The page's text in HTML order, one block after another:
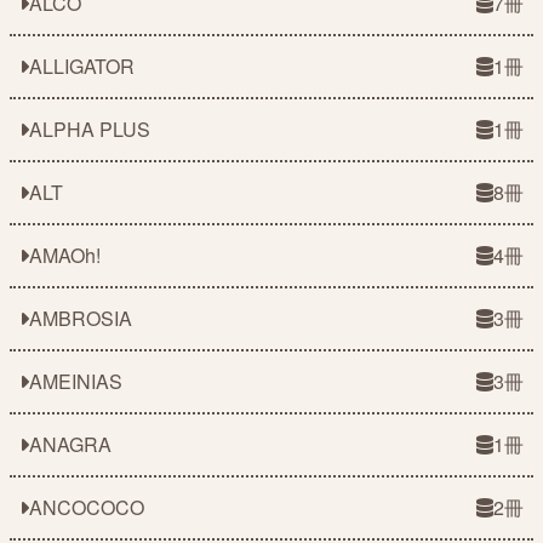
ALLIGATOR 1冊
ALPHA PLUS 1冊
ALT 8冊
AMAOh! 4冊
AMBROSIA 3冊
AMEINIAS 3冊
ANAGRA 1冊
ANCOCOCO 2冊